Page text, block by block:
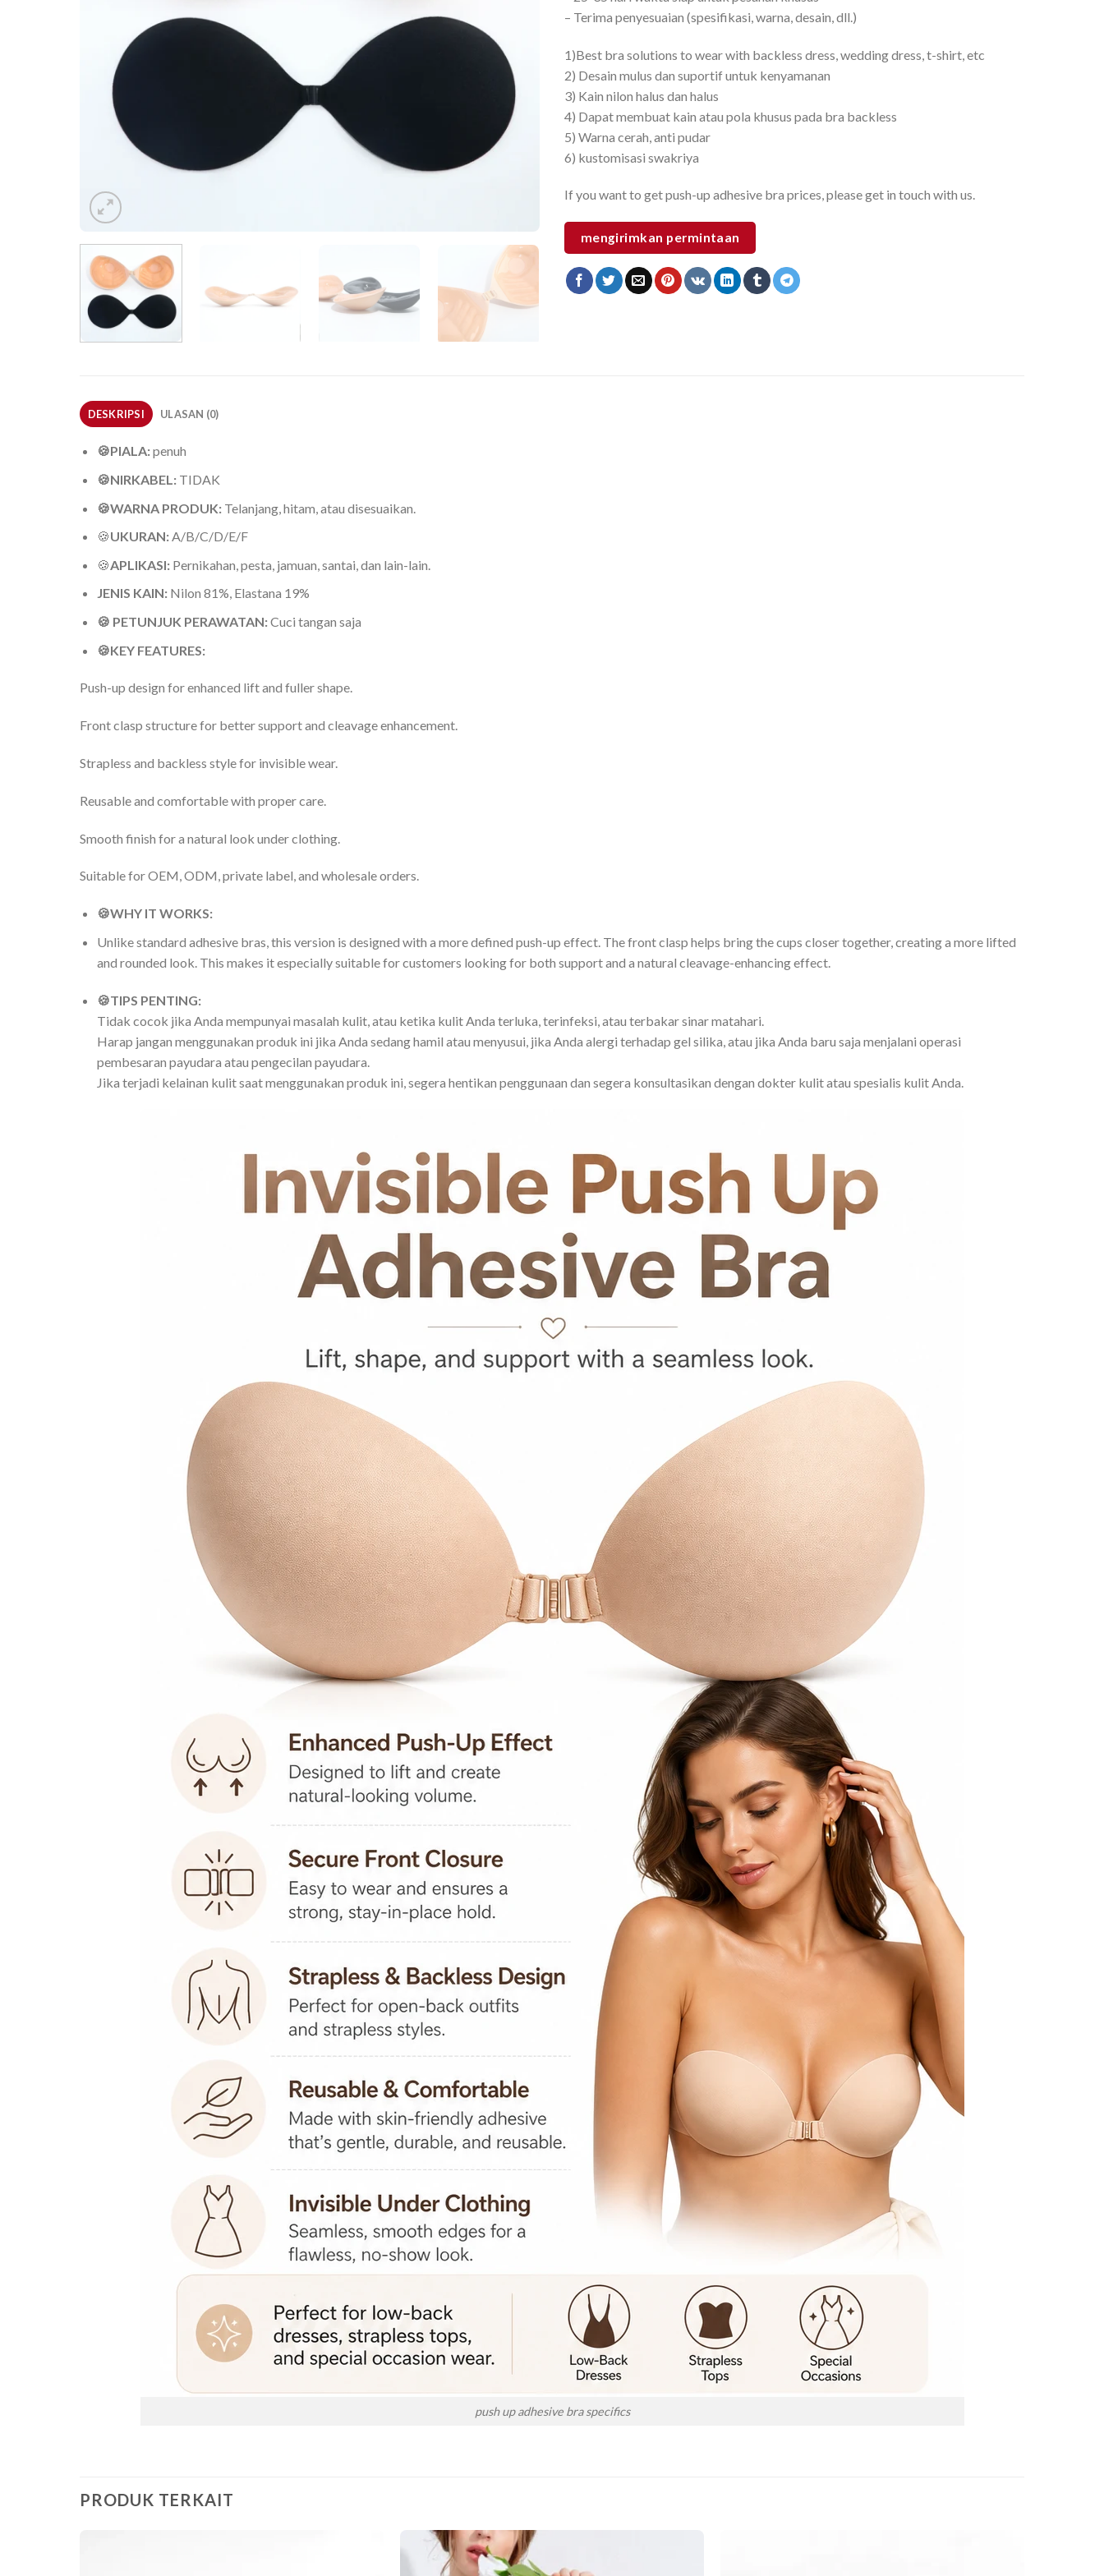
– Terima penyesuaian (spesifikasi, warna, desain, dll.)
1)Best bra solutions to wear with backless dress, wedding dress, t-shirt, etc
2) Desain mulus dan suportif untuk kenyamanan
3) Kain nilon halus dan halus
4) Dapat membuat kain atau pola khusus pada bra backless
5) Warna cerah, anti pudar
6) kustomisasi swakriya
If you want to get push-up adhesive bra prices, please get in touch with us.
mengirimkan permintaan
DESKRIPSI ULASAN (0)
🍪PIALA:penuh
🍪NIRKABEL:TIDAK
🍪WARNA PRODUK:Telanjang, hitam, atau disesuaikan.
🍪UKURAN:A/B/C/D/E/F
🍪APLIKASI:Pernikahan, pesta, jamuan, santai, dan lain-lain.
JENIS KAIN: Nilon 81%, Elastana 19%
🍪 PETUNJUK PERAWATAN:Cuci tangan saja
🍪KEY FEATURES:
Push-up design for enhanced lift and fuller shape.
Front clasp structure for better support and cleavage enhancement.
Strapless and backless style for invisible wear.
Reusable and comfortable with proper care.
Smooth finish for a natural look under clothing.
Suitable for OEM, ODM, private label, and wholesale orders.
🍪WHY IT WORKS:
Unlike standard adhesive bras, this version is designed with a more defined push-up effect. The front clasp helps bring the cups closer together, creating a more lifted
and rounded look. This makes it especially suitable for customers looking for both support and a natural cleavage-enhancing effect.
🍪TIPS PENTING:
Tidak cocok jika Anda mempunyai masalah kulit, atau ketika kulit Anda terluka, terinfeksi, atau terbakar sinar matahari.
Harap jangan menggunakan produk ini jika Anda sedang hamil atau menyusui, jika Anda alergi terhadap gel silika, atau jika Anda baru saja menjalani operasi
pembesaran payudara atau pengecilan payudara.
Jika terjadi kelainan kulit saat menggunakan produk ini, segera hentikan penggunaan dan segera konsultasikan dengan dokter kulit atau spesialis kulit Anda.
push up adhesive bra specifics
PRODUK TERKAIT